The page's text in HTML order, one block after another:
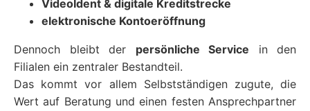
VideoIdent & digitale Kreditstrecke
elektronische Kontoeröffnung
Dennoch bleibt der persönliche Service in den
Filialen ein zentraler Bestandteil.
Das kommt vor allem Selbstständigen zugute, die
Wert auf Beratung und einen festen Ansprechpartner